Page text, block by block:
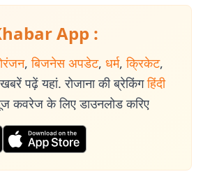
App :
, बिजनेस अपडेट, धर्म, क्रिकेट,
पढ़ें यहां. रोजाना की ब्रेकिंग हिंदी
कवरेज के लिए डाउनलोड करिए